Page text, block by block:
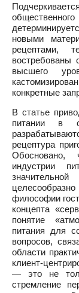
новыми
рецептами,
востребованы
высшего
конкретные
В статье
питании в
рецептура
Обосновано,
индустрии
философии
концепта
понятие
питания для
вопросов,
области
клиент-
— это не
стремление